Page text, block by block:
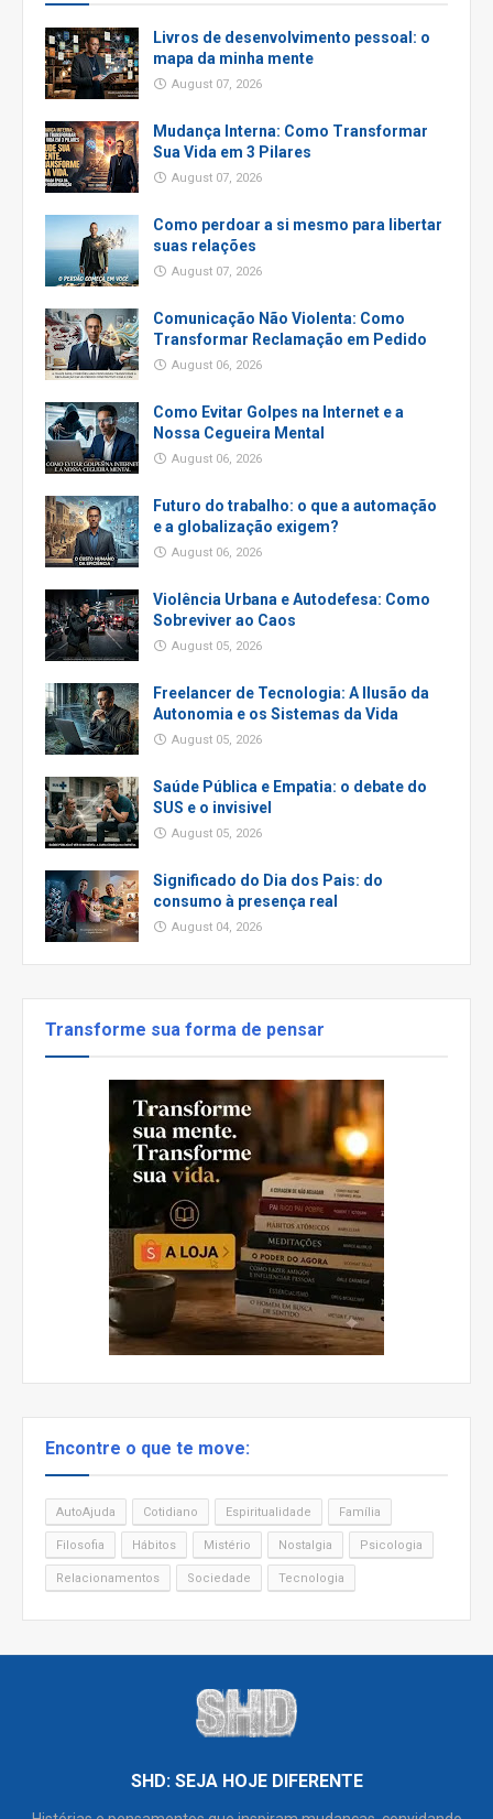
Livros de desenvolvimento pessoal: o
mapa da minha mente
August 07, 2026
Mudança Interna: Como Transformar
Sua Vida em 3 Pilares
August 07, 2026
Como perdoar a si mesmo para libertar
suas relações
August 07, 2026
Comunicação Não Violenta: Como
Transformar Reclamação em Pedido
August 06, 2026
Como Evitar Golpes na Internet e a
Nossa Cegueira Mental
August 06, 2026
Futuro do trabalho: o que a automação
e a globalização exigem?
August 06, 2026
Violência Urbana e Autodefesa: Como
Sobreviver ao Caos
August 05, 2026
Freelancer de Tecnologia: A Ilusão da
Autonomia e os Sistemas da Vida
August 05, 2026
Saúde Pública e Empatia: o debate do
SUS e o invisivel
August 05, 2026
Significado do Dia dos Pais: do
consumo à presença real
August 04, 2026
Transforme sua forma de pensar
Encontre o que te move:
AutoAjuda Cotidiano Espiritualidade Família
Filosofia Hábitos Mistério Nostalgia Psicologia
Relacionamentos Sociedade Tecnologia
SHD: SEJA HOJE DIFERENTE